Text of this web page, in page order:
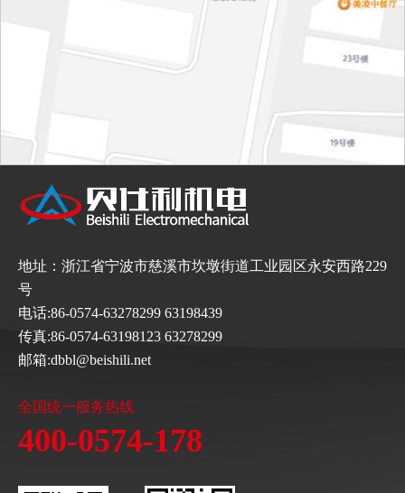
地址：浙江省宁波市慈溪市坎墩街道工业园区永安西路229
号
电话:86-0574-63278299 63198439
传真:86-0574-63198123 63278299
邮箱:dbbl@beishili.net
全国统一服务热线
400-0574-178